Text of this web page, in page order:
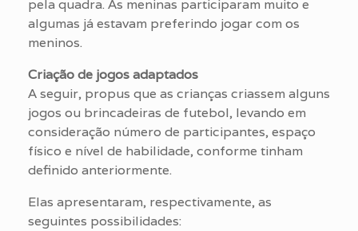
pela quadra. As meninas participaram muito e
algumas já estavam preferindo jogar com os
meninos.
Criação de jogos adaptados
A seguir, propus que as crianças criassem alguns
jogos ou brincadeiras de futebol, levando em
consideração número de participantes, espaço
físico e nível de habilidade, conforme tinham
definido anteriormente.
Elas apresentaram, respectivamente, as
seguintes possibilidades: